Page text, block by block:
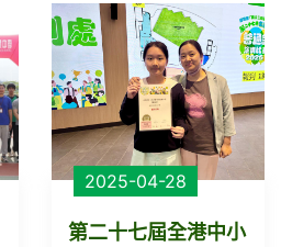
2025-04-28
第二十七屆全港中小